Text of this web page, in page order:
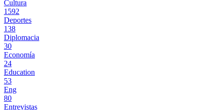
Cultura
1592
Deportes
138
Diplomacia
30
Economía
24
Education
53
Eng
80
Entrevistas